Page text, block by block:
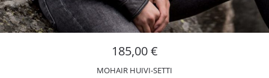
185,00€
MOHAIR HUIVI-SETTI